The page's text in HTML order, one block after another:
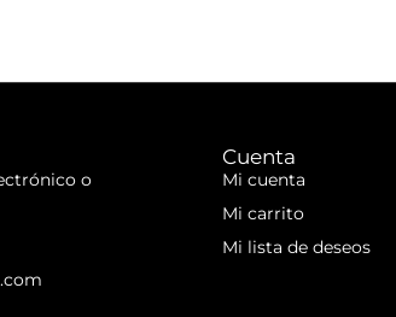
o
Cuenta
Mi cuenta
Mi carrito
Mi lista de deseos